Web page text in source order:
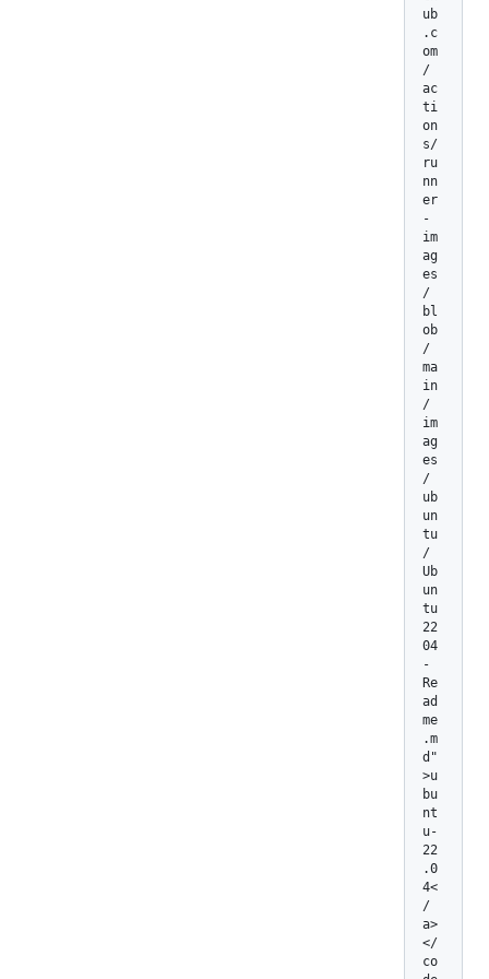
ub
.c
om
/
ac
ti
on
s/
ru
nn
er
-
im
ag
es
/
bl
ob
/
ma
in
/
im
ag
es
/
ub
un
tu
/
Ub
un
tu
22
04
-
Re
ad
me
.m
d"
>u
bu
nt
u-
22
.0
4<
/
a>
</
co